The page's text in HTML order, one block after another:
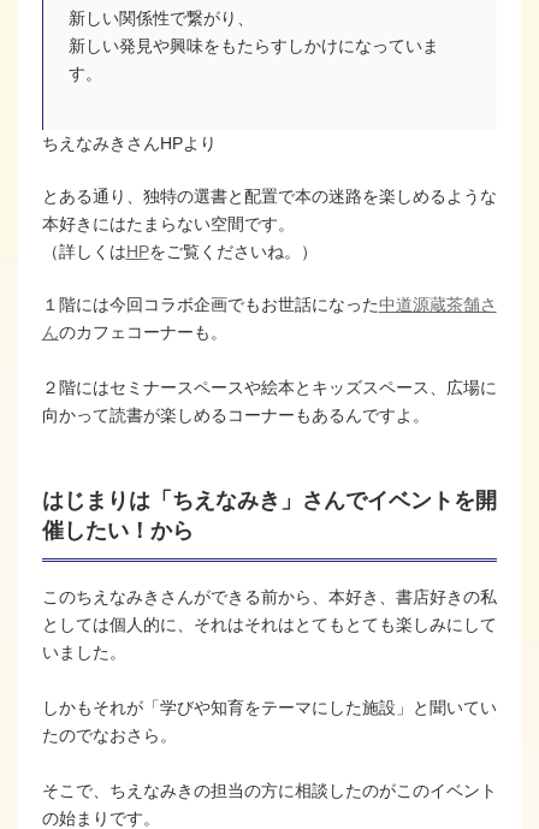
新しい関係性で繋がり、
新しい発見や興味をもたらすしかけになっていま
す。
ちえなみきさんHPより
とある通り、独特の選書と配置で本の迷路を楽しめるような
本好きにはたまらない空間です。
（詳しくはHPをご覧くださいね。）
１階には今回コラボ企画でもお世話になった中道源蔵茶舗さ
んのカフェコーナーも。
２階にはセミナースペースや絵本とキッズスペース、広場に
向かって読書が楽しめるコーナーもあるんですよ。
はじまりは「ちえなみき」さんでイベントを開
催したい！から
このちえなみきさんができる前から、本好き、書店好きの私
としては個人的に、それはそれはとてもとても楽しみにして
いました。
しかもそれが「学びや知育をテーマにした施設」と聞いてい
たのでなおさら。
そこで、ちえなみきの担当の方に相談したのがこのイベント
の始まりです。